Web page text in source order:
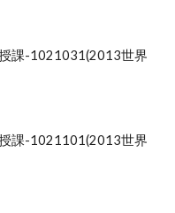
課-1021031(2013世界
課-1021101(2013世界